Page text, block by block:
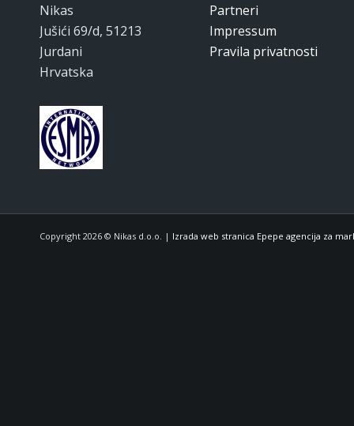
Nikas
Jušići 69/d, 51213
Jurdani
Hrvatska
Partneri
Impressum
Pravila privatnosti
Copyright 2026 © Nikas d.o.o. | Izrada web stranica Epepe agencija za